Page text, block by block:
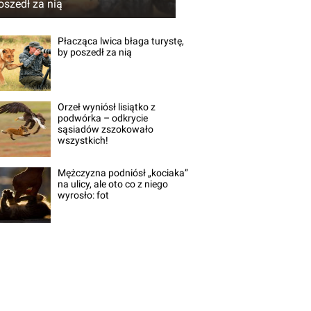
za nią
Płacząca lwica błaga turystę,
by poszedł za nią
Orzeł wyniósł lisiątko z
podwórka – odkrycie
sąsiadów zszokowało
wszystkich!
Mężczyzna podniósł „kociaka”
na ulicy, ale oto co z niego
wyrosło: fot